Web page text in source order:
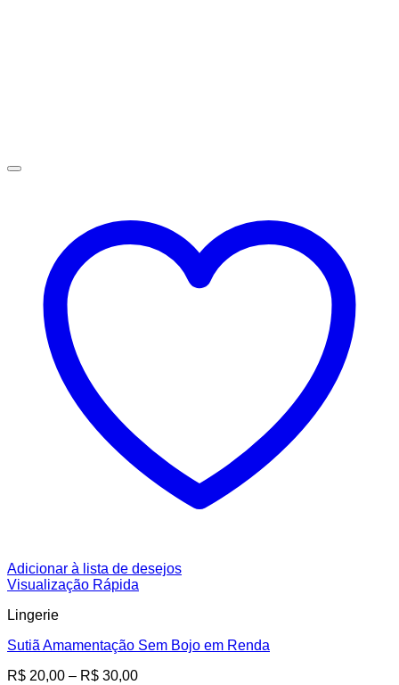
Adicionar à lista de desejos
Visualização Rápida
Lingerie
Sutiã Amamentação Sem Bojo em Renda
R$ 20,00 – R$ 30,00Faixa